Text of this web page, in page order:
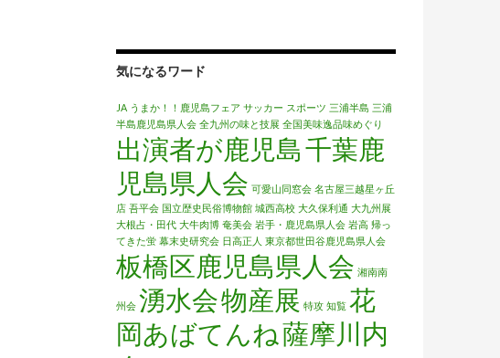
気になるワード
JA うまか！！鹿児島フェア サッカー スポーツ 三浦半島 三浦
半島鹿児島県人会 全九州の味と技展 全国美味逸品味めぐり
出演者が鹿児島千葉鹿
児島県人会 可愛山同窓会 名古屋三越星ヶ丘
店 吾平会 国立歴史民俗博物館 城西高校 大久保利通 大九州展
大根占・田代 大牛肉博 奄美会 岩手・鹿児島県人会 岩高 帰っ
てきた蛍 幕末史研究会 日高正人 東京都世田谷鹿児島県人会
板橋区鹿児島県人会 湘南南
州会 湧水会物産展 特攻 知覧 花
岡あばてんね薩摩川内